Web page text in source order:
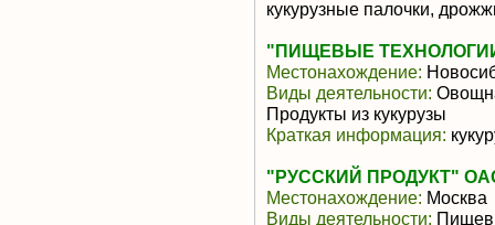
кукурузные палочки,
"ПИЩЕВЫЕ
Местонахождение:
Виды деятельности:
Продукты из кукурузы
Краткая информация:
"РУССКИЙ ПРОДУКТ"
Местонахождение: Москва
Виды деятельности: